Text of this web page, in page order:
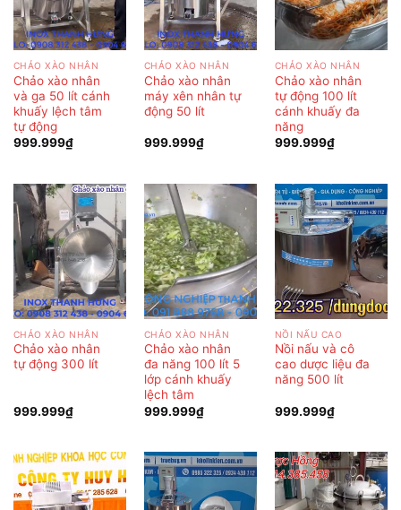
CHẢO XÀO NHÂN
Chảo xào nhân
và ga 50 lít cánh
khuấy lệch tâm
tự động
999.999₫
CHẢO XÀO NHÂN
Chảo xào nhân
máy xên nhân tự
động 50 lít
999.999₫
CHẢO XÀO NHÂN
Chảo xào nhân
tự động 100 lít
cánh khuấy đa
năng
999.999₫
CHẢO XÀO NHÂN
Chảo xào nhân
tự động 300 lít
999.999₫
CHẢO XÀO NHÂN
Chảo xào nhân
đa năng 100 lít 5
lớp cánh khuấy
lệch tâm
999.999₫
NỒI NẤU CAO
Nồi nấu và cô
cao dược liệu đa
năng 500 lít
999.999₫